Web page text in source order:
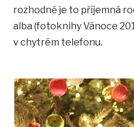
rozhodně je to příjemná
alba (fotoknihy Vánoce
v chytrém telefonu.